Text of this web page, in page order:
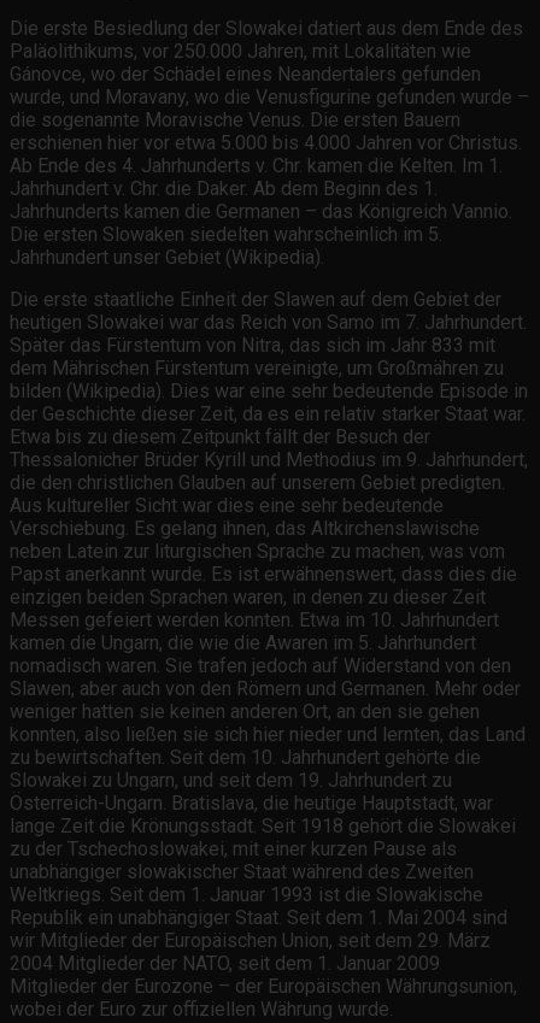
Die erste Besiedlung der Slowakei datiert aus dem Ende des
Paläolithikums, vor 250.000 Jahren, mit Lokalitäten wie
Gánovce, wo der Schädel eines Neandertalers gefunden
wurde, und Moravany, wo die Venusfigurine gefunden wurde –
die sogenannte Moravische Venus. Die ersten Bauern
erschienen hier vor etwa 5.000 bis 4.000 Jahren vor Christus.
Ab Ende des 4. Jahrhunderts v. Chr. kamen die Kelten. Im 1.
Jahrhundert v. Chr. die Daker. Ab dem Beginn des 1.
Jahrhunderts kamen die Germanen – das Königreich Vannio.
Die ersten Slowaken siedelten wahrscheinlich im 5.
Jahrhundert unser Gebiet (Wikipedia).
Die erste staatliche Einheit der Slawen auf dem Gebiet der
heutigen Slowakei war das Reich von Samo im 7. Jahrhundert.
Später das Fürstentum von Nitra, das sich im Jahr 833 mit
dem Mährischen Fürstentum vereinigte, um Großmähren zu
bilden (Wikipedia). Dies war eine sehr bedeutende Episode in
der Geschichte dieser Zeit, da es ein relativ starker Staat war.
Etwa bis zu diesem Zeitpunkt fällt der Besuch der
Thessalonicher Brüder Kyrill und Methodius im 9. Jahrhundert,
die den christlichen Glauben auf unserem Gebiet predigten.
Aus kultureller Sicht war dies eine sehr bedeutende
Verschiebung. Es gelang ihnen, das Altkirchenslawische
neben Latein zur liturgischen Sprache zu machen, was vom
Papst anerkannt wurde. Es ist erwähnenswert, dass dies die
einzigen beiden Sprachen waren, in denen zu dieser Zeit
Messen gefeiert werden konnten. Etwa im 10. Jahrhundert
kamen die Ungarn, die wie die Awaren im 5. Jahrhundert
nomadisch waren. Sie trafen jedoch auf Widerstand von den
Slawen, aber auch von den Römern und Germanen. Mehr oder
weniger hatten sie keinen anderen Ort, an den sie gehen
konnten, also ließen sie sich hier nieder und lernten, das Land
zu bewirtschaften. Seit dem 10. Jahrhundert gehörte die
Slowakei zu Ungarn, und seit dem 19. Jahrhundert zu
Österreich-Ungarn. Bratislava, die heutige Hauptstadt, war
lange Zeit die Krönungsstadt. Seit 1918 gehört die Slowakei
zu der Tschechoslowakei, mit einer kurzen Pause als
unabhängiger slowakischer Staat während des Zweiten
Weltkriegs. Seit dem 1. Januar 1993 ist die Slowakische
Republik ein unabhängiger Staat. Seit dem 1. Mai 2004 sind
wir Mitglieder der Europäischen Union, seit dem 29. März
2004 Mitglieder der NATO, seit dem 1. Januar 2009
Mitglieder der Eurozone – der Europäischen Währungsunion,
wobei der Euro zur offiziellen Währung wurde.